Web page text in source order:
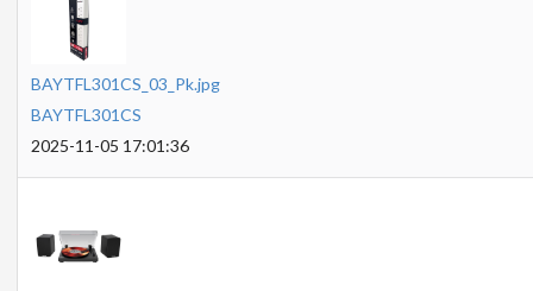
BAYTFL301CS_03_Pk.jpg
BAYTFL301CS
2025-11-05 17:01:36